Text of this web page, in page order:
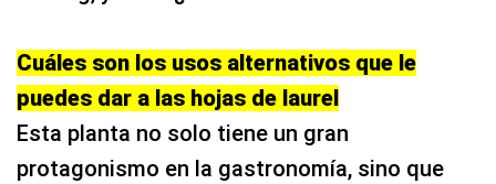
Cuáles son los usos alternativos que le
puedes dar a las hojas de laurel
Esta planta no solo tiene un gran
protagonismo en la gastronomía, sino que